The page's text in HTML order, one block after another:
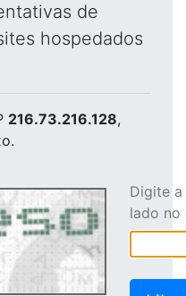
de
hospedados
216.73.216.128,
Digite
lado no